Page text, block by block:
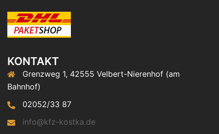
KONTAKT
Grenzweg 1, 42555 Velbert-Nierenhof (am
Bahnhof)
02052/33 87
info@kfz-kostka.de